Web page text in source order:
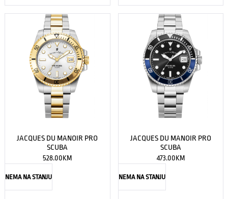
JACQUES DU MANOIR PRO
SCUBA
528.00KM
NEMA NA STANJU
JACQUES DU MANOIR PRO
SCUBA
473.00KM
NEMA NA STANJU